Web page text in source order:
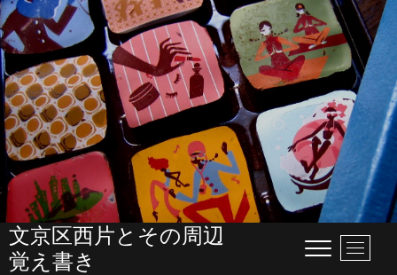
Skip
to
content
文京区西片とその周辺
覚え書き
M
e